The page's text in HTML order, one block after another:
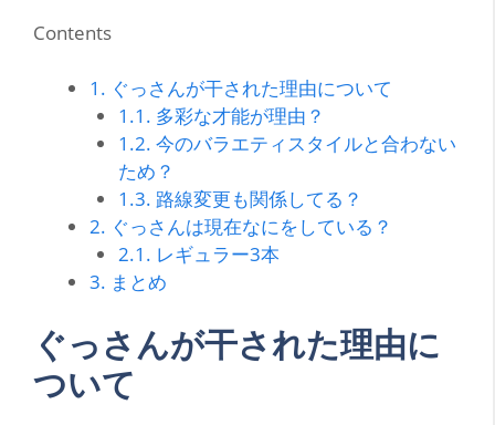
Contents
1. ぐっさんが干された理由について
1.1. 多彩な才能が理由？
1.2. 今のバラエティスタイルと合わない
ため？
1.3. 路線変更も関係してる？
2. ぐっさんは現在なにをしている？
2.1. レギュラー3本
3. まとめ
ぐっさんが干された理由に
ついて